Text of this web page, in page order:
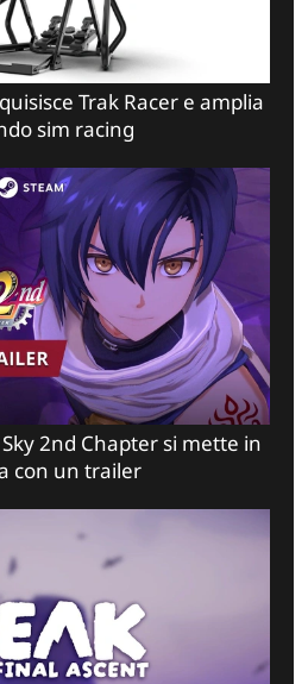
Trak Racer e amplia
sim racing
2nd Chapter si mette in
con un trailer